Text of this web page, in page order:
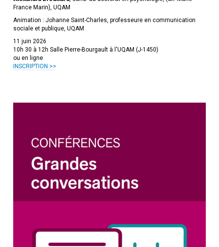
France Marin), UQAM
Animation : Johanne Saint-Charles, professeure en communication
sociale et publique, UQAM
11 juin 2026
10h 30 à 12h Salle Pierre-Bourgault à l'UQAM (J-1450)
ou en ligne
INSCRIPTION >>